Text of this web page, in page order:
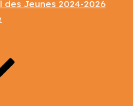
des Jeunes 2024-2026